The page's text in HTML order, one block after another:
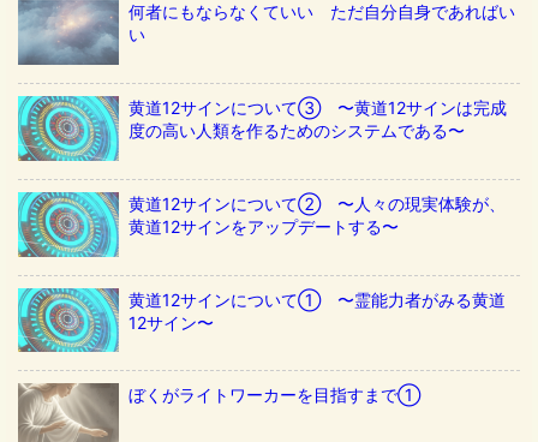
何者にもならなくていい ただ自分自身であればい
い
黄道12サインについて③ 〜黄道12サインは完成
度の高い人類を作るためのシステムである〜
黄道12サインについて② 〜人々の現実体験が、
黄道12サインをアップデートする〜
黄道12サインについて① 〜霊能力者がみる黄道
12サイン〜
ぼくがライトワーカーを目指すまで①